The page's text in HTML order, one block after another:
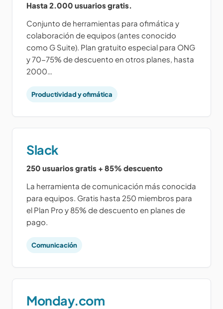
Hasta 2.000 usuarios gratis.
Conjunto de herramientas para ofimática y
colaboración de equipos (antes conocido
como G Suite). Plan gratuito especial para ONG
y 70-75% de descuento en otros planes, hasta
2000…
Productividad y ofimática
Slack
250 usuarios gratis + 85% descuento
La herramienta de comunicación más conocida
para equipos. Gratis hasta 250 miembros para
el Plan Pro y 85% de descuento en planes de
pago.
Comunicación
Monday.com